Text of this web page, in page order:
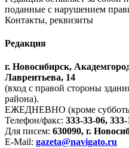
поданные с нарушением
Контакты, реквизиты
Редакция
г. Новосибирск,
Лаврентьева, 14
(вход с правой стороны
района).
ЕЖЕДНЕВНО (кроме субботы
Телефон/факс: 333-33-06,
Для писем: 630090, г.
E-Mail: gazeta@navigato.ru